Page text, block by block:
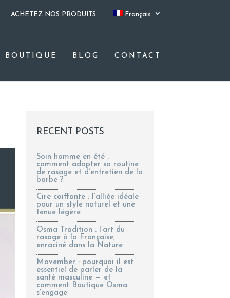
ACHETEZ NOS PRODUITS Français
BOUTIQUE BLOG CONTACT
RECENT POSTS
Soin homme en été :
comment adapter sa routine
de rasage et d’entretien de la
barbe ?
Cire coiffante : l’alliée idéale
pour un style naturel et une
tenue légère
Osma Tradition : l’art du
rasage à la Française,
enraciné dans la Nature
Movember : pourquoi il est
essentiel de parler de la
santé masculine — et
comment Boutique Osma
s’engage